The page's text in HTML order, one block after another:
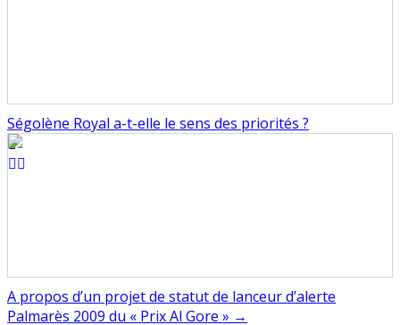
Ségolène Royal a-t-elle le sens des priorités ?
A propos d’un projet de statut de lanceur d’alerte
Palmarès 2009 du « Prix Al Gore » →